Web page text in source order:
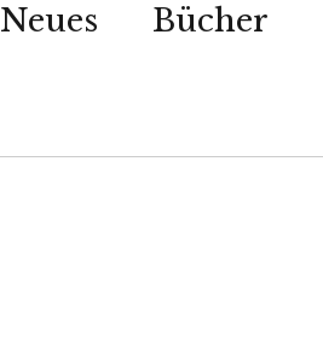
Neues Bücher